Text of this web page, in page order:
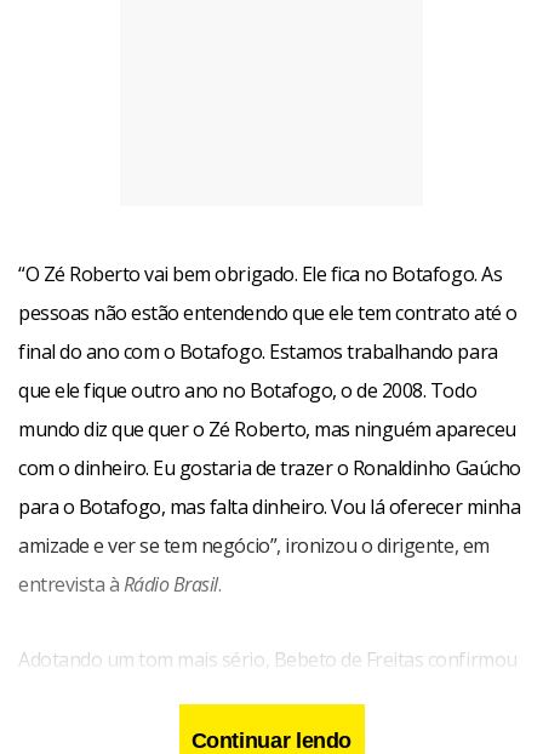
“O Zé Roberto vai bem obrigado. Ele fica no Botafogo. As
pessoas não estão entendendo que ele tem contrato até o
final do ano com o Botafogo. Estamos trabalhando para
que ele fique outro ano no Botafogo, o de 2008. Todo
mundo diz que quer o Zé Roberto, mas ninguém apareceu
com o dinheiro. Eu gostaria de trazer o Ronaldinho Gaúcho
para o Botafogo, mas falta dinheiro. Vou lá oferecer minha
amizade e ver se tem negócio”, ironizou o dirigente, em
entrevista àRádio Brasil.
Adotando um tom mais sério, Bebeto de Freitas confirmou
ter sido procurado por outros clubes brasileiros, mas
afirmou não ter sido seduzido por nenhuma oferta
Continuar lendo